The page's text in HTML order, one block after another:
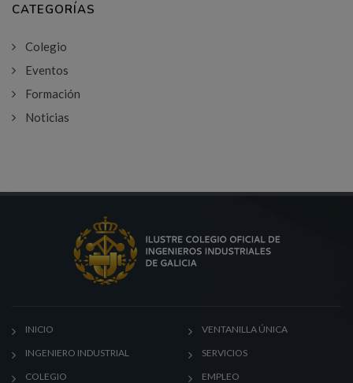
CATEGORÍAS
Colegio
Eventos
Formación
Noticias
INICIO
INGENIERO INDUSTRIAL
COLEGIO
VENTANILLA ÚNICA
SERVICIOS
EMPLEO